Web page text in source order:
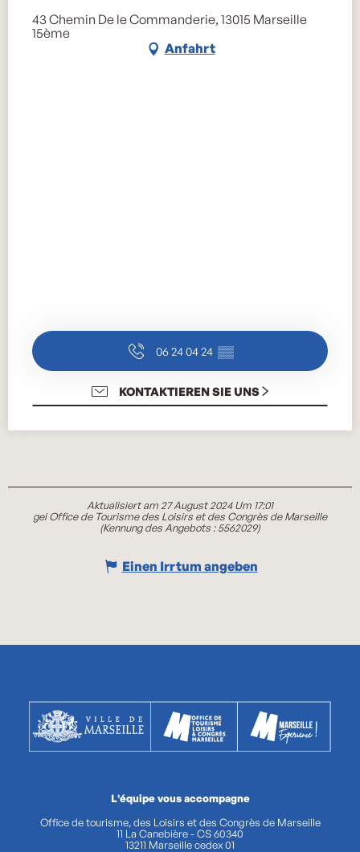
43 Chemin De le Commanderie, 13015 Marseille
15ème
Anfahrt
06 24 04 24 ▒▒
KONTAKTIEREN SIE UNS
Aktualisiert am 27 August 2024 Um 17:01
gei Office de Tourisme des Loisirs et des Congrès de Marseille
(Kennung des Angebots :5562029)
Einen Irrtum angeben
L'équipe vous accompagne
Office de tourisme, des Loisirs et des Congrès de Marseille
11 La Canebière - CS 60340
13211 Marseille cedex 01